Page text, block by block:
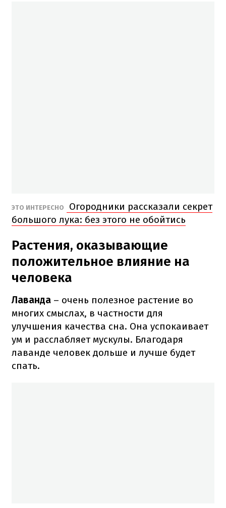
ЭТО ИНТЕРЕСНО
Огородники рассказали секрет
большого лука: без этого не обойтись
Растения, оказывающие
положительное влияние на
человека
Лаванда – очень полезное растение во
многих смыслах, в частности для
улучшения качества сна. Она успокаивает
ум и расслабляет мускулы. Благодаря
лаванде человек дольше и лучше будет
спать.